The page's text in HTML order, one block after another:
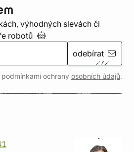
výhodných slevách či
robotů
odebírat
podmínkami ochrany osobních údajů.